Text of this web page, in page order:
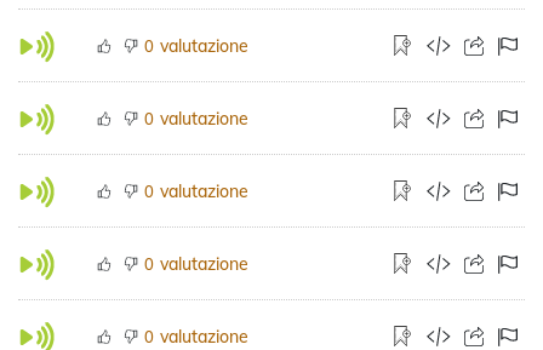
0 valutazione
0 valutazione
0 valutazione
0 valutazione
0 valutazione